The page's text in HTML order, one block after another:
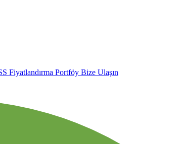
Fiyatlandırma Portföy Bize Ulaşın